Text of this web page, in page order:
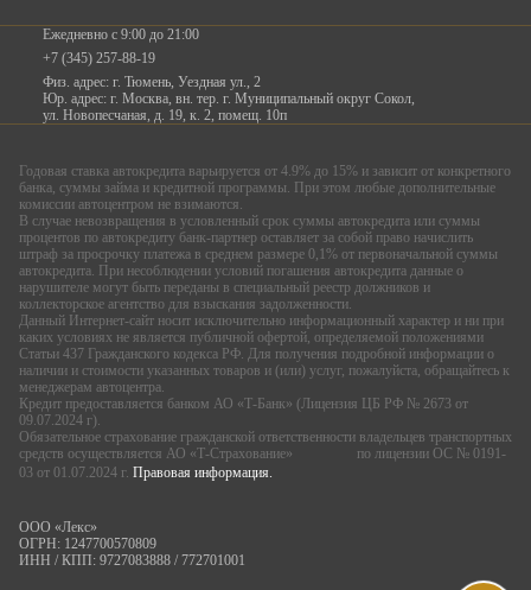
Ежедневно с 9:00 до 21:00
+7 (345) 257-88-19
Физ. адрес: г. Тюмень, Уездная ул., 2
Юр. адрес: г. Москва, вн. тер. г. Муниципальный округ Сокол,
ул. Новопесчаная, д. 19, к. 2, помещ. 10п
Годовая ставка автокредита варьируется от 4.9% до 15% и зависит от конкретного
банка, суммы займа и кредитной программы. При этом любые дополнительные
комиссии автоцентром не взимаются.
В случае невозвращения в условленный срок суммы автокредита или суммы
процентов по автокредиту банк-партнер оставляет за собой право начислить
штраф за просрочку платежа в среднем размере 0,1% от первоначальной суммы
автокредита. При несоблюдении условий погашения автокредита данные о
нарушителе могут быть переданы в специальный реестр должников и
коллекторское агентство для взыскания задолженности.
Данный Интернет-сайт носит исключительно информационный характер и ни при
каких условиях не является публичной офертой, определяемой положениями
Статьи 437 Гражданского кодекса РФ. Для получения подробной информации о
наличии и стоимости указанных товаров и (или) услуг, пожалуйста, обращайтесь к
менеджерам автоцентра.
Кредит предоставляется банком АО «Т-Банк» (Лицензия ЦБ РФ № 2673 от
09.07.2024 г).
Обязательное страхование гражданской ответственности владельцев транспортных
средств осуществляется АО «Т-Страхование»
по лицензии ОС № 0191-
03 от 01.07.2024 г. Правовая информация.
ООО «Лекс»
ОГРН: 1247700570809
ИНН / КПП: 9727083888 / 772701001